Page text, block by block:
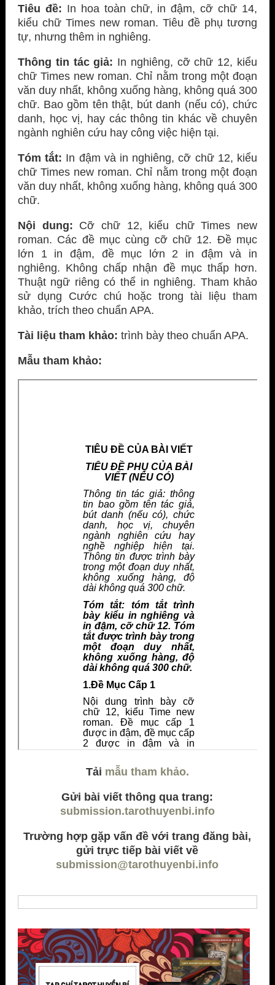
Tiêu đề: In hoa toàn chữ, in đậm, cỡ chữ 14,
kiểu chữ Times new roman. Tiêu đề phụ tương
tự, nhưng thêm in nghiêng.
Thông tin tác giả: In nghiêng, cỡ chữ 12, kiểu
chữ Times new roman. Chỉ nằm trong một đoạn
văn duy nhất, không xuống hàng, không quá 300
chữ. Bao gồm tên thật, bút danh (nếu có), chức
danh, học vị, hay các thông tin khác về chuyên
ngành nghiên cứu hay công việc hiện tại.
Tóm tắt: In đậm và in nghiêng, cỡ chữ 12, kiểu
chữ Times new roman. Chỉ nằm trong một đoạn
văn duy nhất, không xuống hàng, không quá 300
chữ.
Nội dung: Cỡ chữ 12, kiểu chữ Times new
roman. Các đề mục cùng cỡ chữ 12. Đề mục
lớn 1 in đậm, đề mục lớn 2 in đậm và in
nghiêng. Không chấp nhận đề mục thấp hơn.
Thuật ngữ riêng có thể in nghiêng. Tham khảo
sử dụng Cước chú hoặc trong tài liệu tham
khảo, trích theo chuẩn APA.
Tài liệu tham khảo: trình bày theo chuẩn APA.
Mẫu tham khảo:
Tải mẫu tham khảo.
Gửi bài viết thông qua trang:
submission.tarothuyenbi.info
Trường hợp gặp vấn đề với trang đăng bài,
gửi trực tiếp bài viết về
submission@tarothuyenbi.info